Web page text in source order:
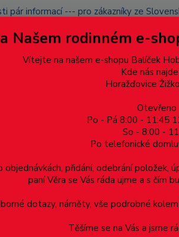
pár informací --- pro zákazníky ze
zásilku nevyzvednete, bude po
přidán na blacklist a rušeny
a platba Více
Dárkové poukazy, upomínkové
Našem rodinném e-
Vítejte na našem e-shopu Balíček
Kde nás
Horažďovice
Otevřeno
Po - Pá 8:00 - 11:45
So - 8:00 -
Po telefonické
objednávkách, přidání, odebrání položek,
paní Věra se Vás ráda ujme a s čím
dotazy, náměty, vše podrobné
Těšíme se na Vás a jsme